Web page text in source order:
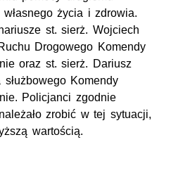
życia i zdrowia.
st. sierż. Wojciech
Drogowego Komendy
oraz st. sierż. Dariusz
Komendy
Policjanci zgodnie
zrobić w tej sytuacji,
wartością.